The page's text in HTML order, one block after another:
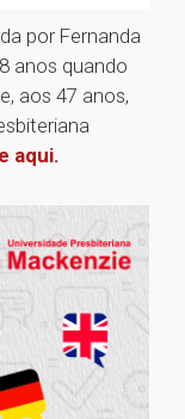
por Fernanda
anos quando
aos 47 anos,
aqui.